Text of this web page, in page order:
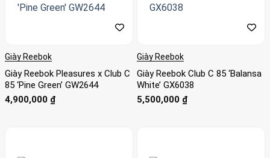
Giày Reebok
Giày Reebok Pleasures x Club C
85 ‘Pine Green’ GW2644
4,900,000 ₫
Giày Reebok
Giày Reebok Club C 85 ‘Balansa
White’ GX6038
5,500,000 ₫